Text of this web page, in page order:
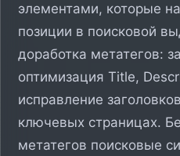
элементами, которые
позиции в поисковой
доработка метатегов:
оптимизация Title,
исправление
ключевых страницах.
метатегов поисковые